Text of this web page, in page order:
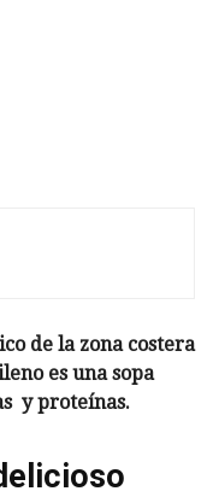
de la zona costera
es una sopa
y proteínas.